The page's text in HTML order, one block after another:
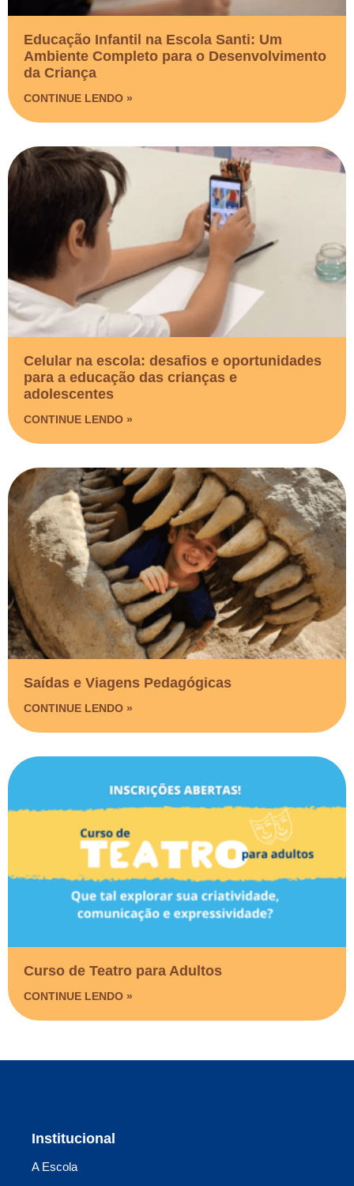
Educação Infantil na Escola Santi: Um
Ambiente Completo para o Desenvolvimento
da Criança
CONTINUE LENDO »
Celular na escola: desafios e oportunidades
para a educação das crianças e
adolescentes
CONTINUE LENDO »
Saídas e Viagens Pedagógicas​
CONTINUE LENDO »
Curso de Teatro para Adultos
CONTINUE LENDO »
Institucional
A Escola